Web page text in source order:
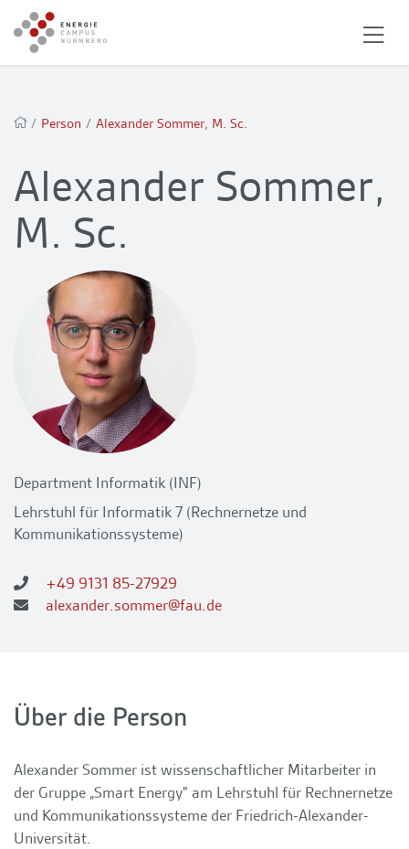
/ Person / Alexander Sommer, M. Sc.
Alexander Sommer,
M. Sc.
Department Informatik (INF)
Lehrstuhl für Informatik 7 (Rechnernetze und
Kommunikationssysteme)
+49 9131 85-27929
alexander.sommer@fau.de
Über die Person
Alexander Sommer ist wissenschaftlicher Mitarbeiter in
der Gruppe „Smart Energy" am Lehrstuhl für Rechnernetze
und Kommunikationssysteme der Friedrich-Alexander-
Universität.